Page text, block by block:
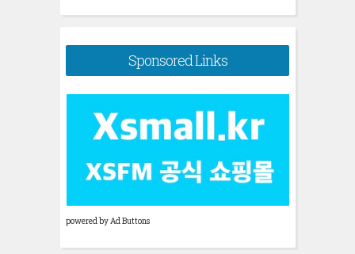
Sponsored Links
powered by Ad Buttons